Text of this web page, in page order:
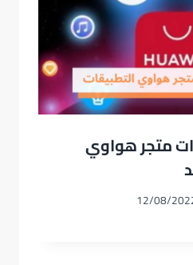
متجر هواوي
12/08/